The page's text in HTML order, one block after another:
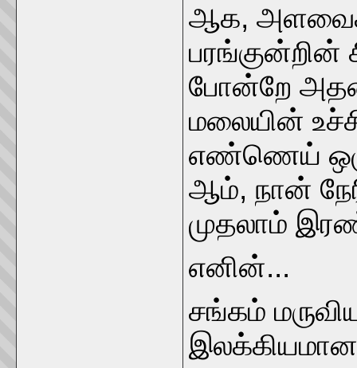
ஆக, அளவைக்
பரங்குன்றின்
போன்றே அதன்
மலையின்
எண்ணெய்
ஆம், நான்
முதலாம்
எனின்...
சங்கம்